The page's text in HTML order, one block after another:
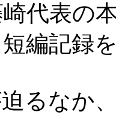
代表の
編記録
るなか